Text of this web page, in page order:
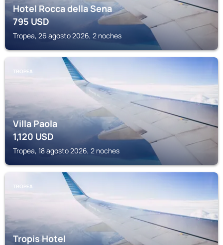
Hotel Rocca della Sena
795USD
Tropea, 26 agosto 2026, 2 noches
TROPEA
Villa Paola
1,120USD
Tropea, 18 agosto 2026, 2 noches
TROPEA
Tropis Hotel